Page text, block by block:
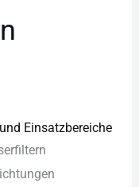
Einsatzbereiche